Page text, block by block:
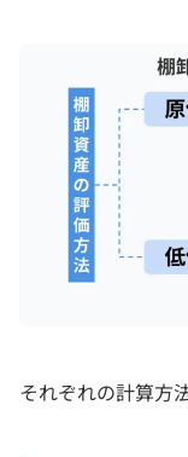
それぞれの計算方